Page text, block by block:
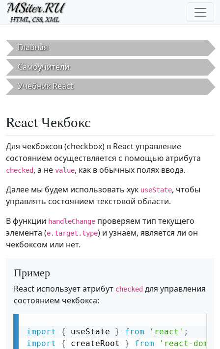
Перейти к основному содержанию
Главная
Самоучители
Учебник React
React Чекбокс
Для чекбоксов (checkbox) в React управление
состоянием осуществляется с помощью атрибута
checked, а не value, как в обычных полях ввода.
Далее мы будем использовать хук useState, чтобы
управлять состоянием текстовой области.
В функции handleChange проверяем тип текущего
элемента (e.target.type) и узнаём, является ли он
чекбоксом или нет.
Пример
React использует атрибут checked для управления
состоянием чекбокса:
import { useState } from 'react' ;
import
{ createRoot } from 'react-